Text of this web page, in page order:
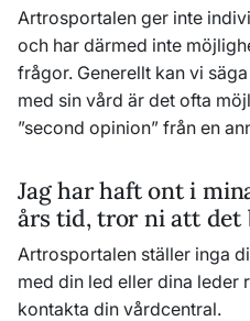
Artrosportalen ger inte
och har därmed inte
frågor. Generellt kan vi
med sin vård är det ofta
”second opinion” från en
Jag har haft ont i
års tid, tror ni att det
Artrosportalen ställer inga
med din led eller dina leder
kontakta din vårdcentral.